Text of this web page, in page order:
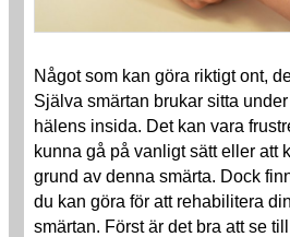
Något som kan göra riktigt ont,
Själva smärtan brukar sitta
hälens insida. Det kan vara
kunna gå på vanligt sätt eller att
grund av denna smärta. Dock
du kan göra för att rehabilitera
smärtan. Först är det bra att se